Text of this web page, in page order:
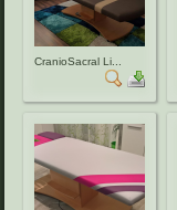
CranioSacral Li...